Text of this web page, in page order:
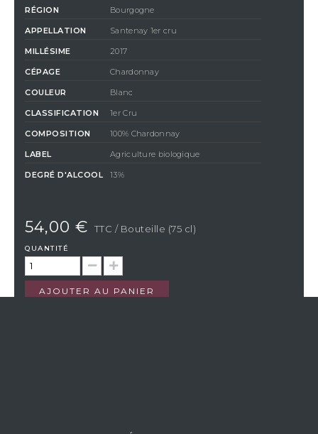
RÉGION Bourgogne
APPELLATION Santenay 1er cru
MILLÉSIME 2017
CÉPAGE Chardonnay
COULEUR Blanc
CLASSIFICATION 1er Cru
COMPOSITION 100% Chardonnay
LABEL Agriculture biologique
DEGRÉ D'ALCOOL 13%
54,00 € TTC / Bouteille (75 cl)
QUANTITÉ
AJOUTER AU PANIER